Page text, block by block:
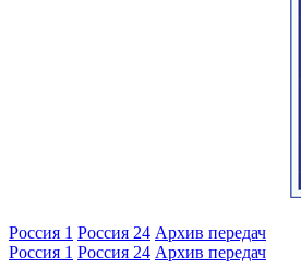
Россия 1 Россия 24 Архив передач
Россия 1 Россия 24 Архив передач